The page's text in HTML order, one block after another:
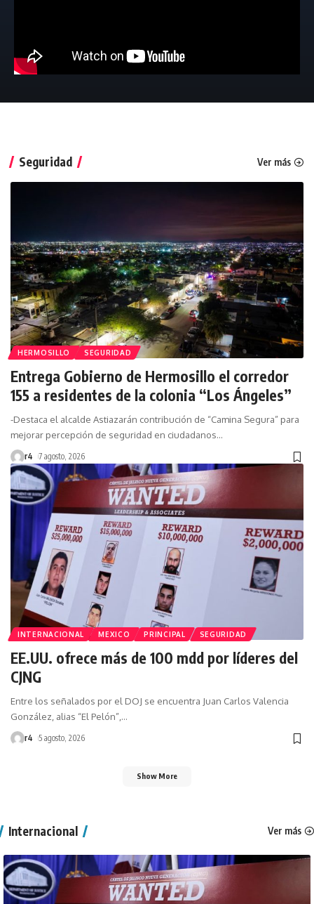
Seguridad Ver más
HERMOSILLO SEGURIDAD
Entrega Gobierno de Hermosillo el corredor
155 a residentes de la colonia “Los Ángeles”
-Destaca el alcalde Astiazarán contribución de “Camina Segura” para
mejorar percepción de seguridad en ciudadanos…
r4 7 agosto, 2026
INTERNACIONAL MEXICO PRINCIPAL SEGURIDAD
EE.UU. ofrece más de 100 mdd por líderes del
CJNG
Entre los señalados por el DOJ se encuentra Juan Carlos Valencia
González, alias “El Pelón”, …
r4 5 agosto, 2026
Show More
Internacional Ver más